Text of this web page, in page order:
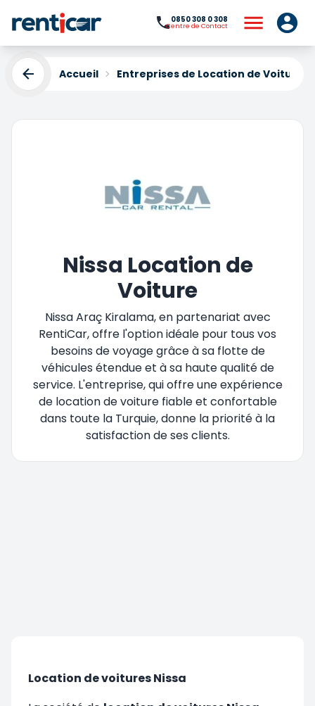
0850 308 0 308
Centre de Contact
Accueil Entreprises de Location de Voiture
Nissa Location de
Voiture
Nissa Araç Kiralama, en partenariat avec
RentiCar, offre l'option idéale pour tous vos
besoins de voyage grâce à sa flotte de
véhicules étendue et à sa haute qualité de
service. L'entreprise, qui offre une expérience
de location de voiture fiable et confortable
dans toute la Turquie, donne la priorité à la
satisfaction de ses clients.
Location de voitures Nissa